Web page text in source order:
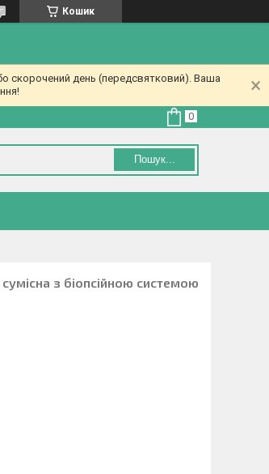
Кошик
скорочений день (передсвятковий). Ваша
Пошук...
сумісна з біопсійною системою